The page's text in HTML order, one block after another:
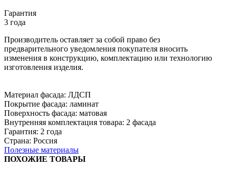
Гарантия
3 года
Производитель оставляет за собой право без
предварительного уведомления покупателя вносить
изменения в конструкцию, комплектацию или технологию
изготовления изделия.
Материал фасада: ЛДСП
Покрытие фасада: ламинат
Поверхность фасада: матовая
Внутренняя комплектация товара: 2 фасада
Гарантия: 2 года
Страна: Россия
Полезные материалы
ПОХОЖИЕ ТОВАРЫ